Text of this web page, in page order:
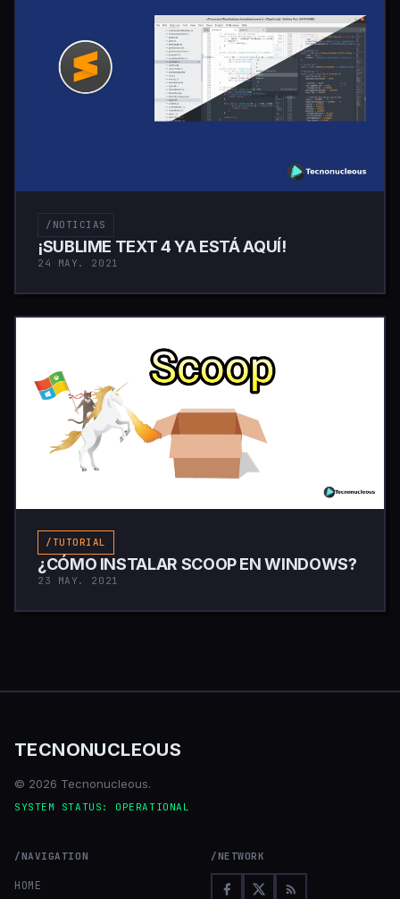
/NOTICIAS
¡SUBLIME TEXT 4 YA ESTÁ AQUÍ!
24 MAY. 2021
/TUTORIAL
¿CÓMO INSTALAR SCOOP EN WINDOWS?
23 MAY. 2021
TECNONUCLEOUS
© 2026 Tecnonucleous.
SYSTEM STATUS: OPERATIONAL
/NAVIGATION
HOME
/NETWORK